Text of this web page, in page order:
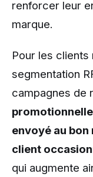
renforcer leur
marque.
Pour les
segmentation
campagnes de
envoyé au
client
qui augmente